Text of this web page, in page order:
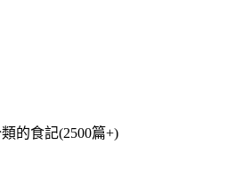
的食記(2500篇+)